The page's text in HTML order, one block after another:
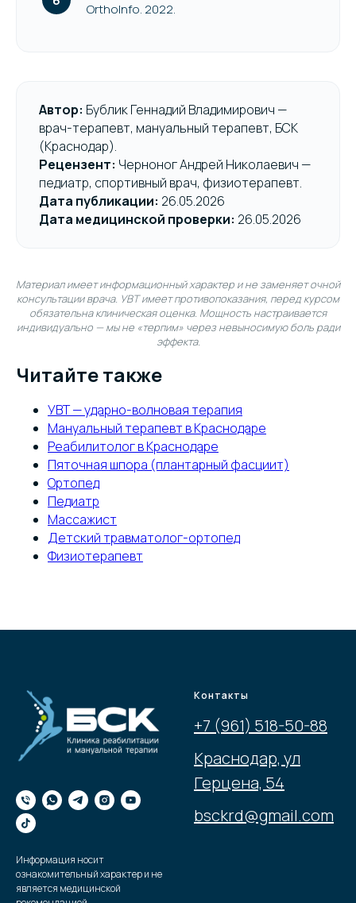
OrthoInfo. 2022.
Автор: Бублик Геннадий Владимирович —
врач-терапевт, мануальный терапевт, БСК
(Краснодар).
Рецензент: Черноног Андрей Николаевич —
педиатр, спортивный врач, физиотерапевт.
Дата публикации: 26.05.2026
Дата медицинской проверки: 26.05.2026
Материал имеет информационный характер и не заменяет очной
консультации врача. УВТ имеет противопоказания, перед курсом
обязательна клиническая оценка. Мощность настраивается
индивидуально — мы не «терпим» через невыносимую боль ради
эффекта.
Читайте также
УВТ — ударно-волновая терапия
Мануальный терапевт в Краснодаре
Реабилитолог в Краснодаре
Пяточная шпора (плантарный фасциит)
Ортопед
Педиатр
Массажист
Детский травматолог-ортопед
Физиотерапевт
Информация носит
ознакомительный характер и не
является медицинской
Контакты
+7 (961) 518-50-88
Краснодар, ул
Герцена, 54
bsckrd@gmail.com